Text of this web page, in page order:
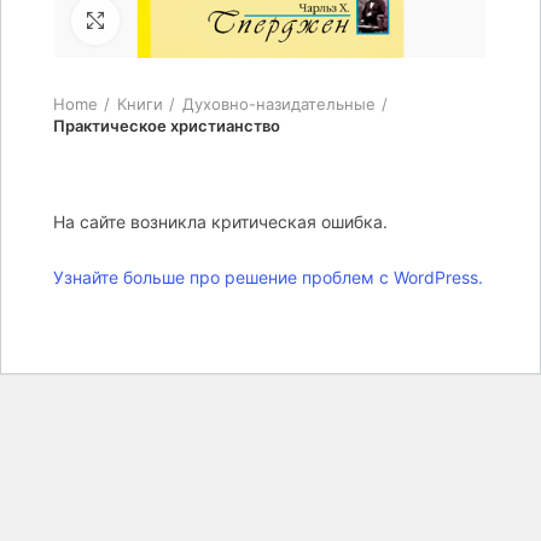
Home Книги
Духовно-назидательные
Практическое христианство
На сайте возникла критическая ошибка.
Узнайте больше про решение проблем с WordPress.